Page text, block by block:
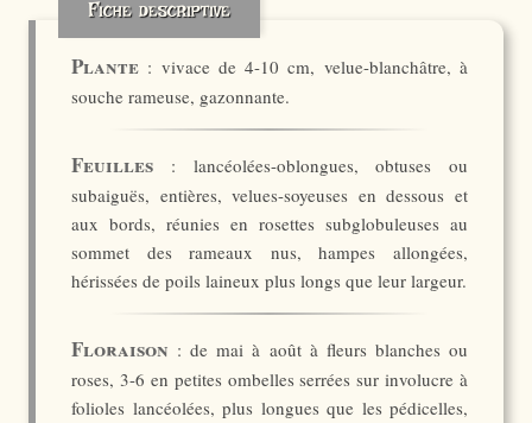
Fiche descriptive
Plante : vivace de 4-10 cm, velue-blanchâtre, à
souche rameuse, gazonnante.
Feuilles : lancéolées-oblongues, obtuses ou
subaiguës, entières, velues-soyeuses en dessous et
aux bords, réunies en rosettes subglobuleuses au
sommet des rameaux nus, hampes allongées,
hérissées de poils laineux plus longs que leur largeur.
Floraison : de mai à août à fleurs blanches ou
roses, 3-6 en petites ombelles serrées sur involucre à
folioles lancéolées, plus longues que les pédicelles,